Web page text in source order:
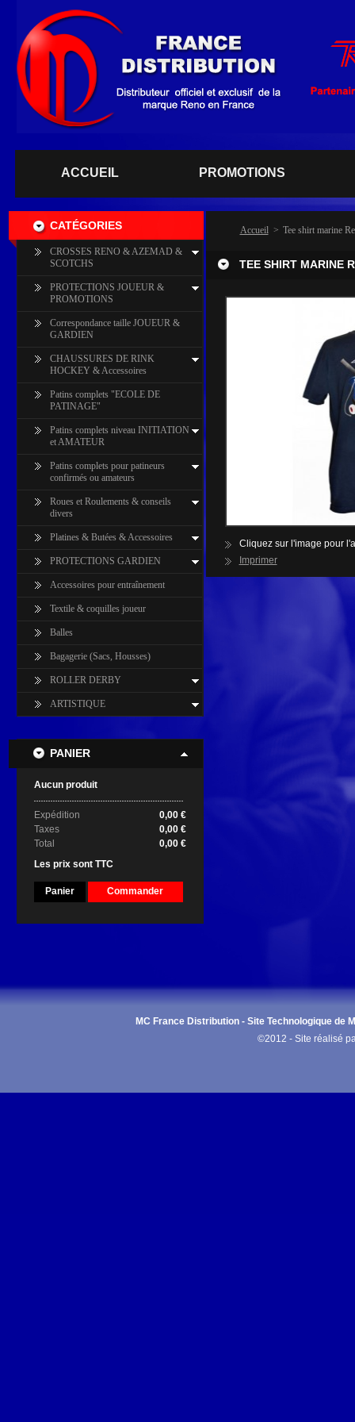
ACCUEIL PROMOTIONS
CATÉGORIES
CROSSES RENO & AZEMAD &
SCOTCHS
PROTECTIONS JOUEUR &
PROMOTIONS
Correspondance taille JOUEUR &
GARDIEN
CHAUSSURES DE RINK
HOCKEY & Accessoires
Patins complets "ECOLE DE
PATINAGE"
Patins complets niveau INITIATION
et AMATEUR
Patins complets pour patineurs
confirmés ou amateurs
Roues et Roulements & conseils
divers
Platines & Butées & Accessoires
PROTECTIONS GARDIEN
Accessoires pour entraînement
Textile & coquilles joueur
Balles
Bagagerie (Sacs, Housses)
ROLLER DERBY
ARTISTIQUE
PANIER
Aucun produit
Expédition
0,00 €
Taxes
0,00 €
Total
0,00 €
Les prix sont TTC
Panier Commander
Accueil > Tee shirt marine
TEE SHIRT MARINE
Cliquez sur l'image pour
Imprimer
MC France Distribution - Site Technologique de
©2012 - Site réalisé